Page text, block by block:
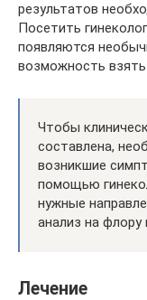
результатов
Посетить
появляются
возможность
Чтобы
составлена,
возникшие
помощью
нужные
анализ на флору
Лечение